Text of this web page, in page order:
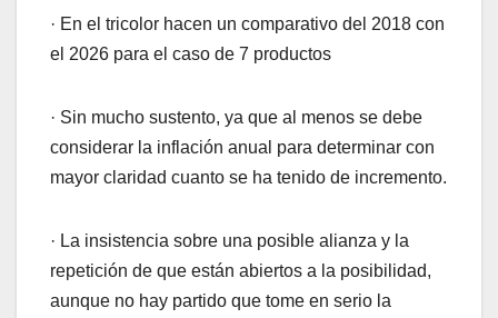
· En el tricolor hacen un comparativo del 2018 con
el 2026 para el caso de 7 productos
· Sin mucho sustento, ya que al menos se debe
considerar la inflación anual para determinar con
mayor claridad cuanto se ha tenido de incremento.
· La insistencia sobre una posible alianza y la
repetición de que están abiertos a la posibilidad,
aunque no hay partido que tome en serio la